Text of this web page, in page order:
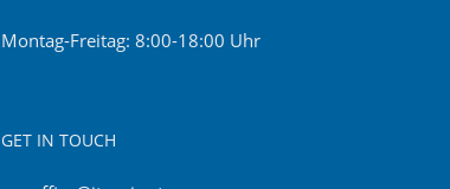
Montag-Freitag: 8:00-18:00 Uhr
GET IN TOUCH